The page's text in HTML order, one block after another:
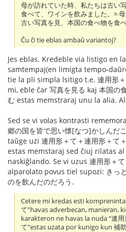
母が訪れていた時、私たちは古い
食べて、ワインを飲みました。≈
古い写真を見、本国の食べ物を食
Ĉu ĉi tie eblas ambaŭ variantoj?
Jes eblas. Kredeble via listigo en
samtempaj(en limigta tempo-
tie la pli simpla lsitigo t.e. 連用形
mi, eble ĉar 写真を見る kaj 本国の
む estas memstraraj unu la alia.
Sed se vi volas kontrasti
郷の国を皆で思い懐[なつ]かしんだ
taŭge uzi 連用形＋て＋連用形＋て
estas memstaraj sed ĉiuj rilatas
naskiĝlando. Se vi uzus 連用形＋
alparolato povus tiel supozi: きっ
のを飲んだのだろう.
Cetere mi kredas esti
て”havas adverbecan, manieran,
karakteron ne havas la nuda “連用
て”estas uzata por kunigo kun 補